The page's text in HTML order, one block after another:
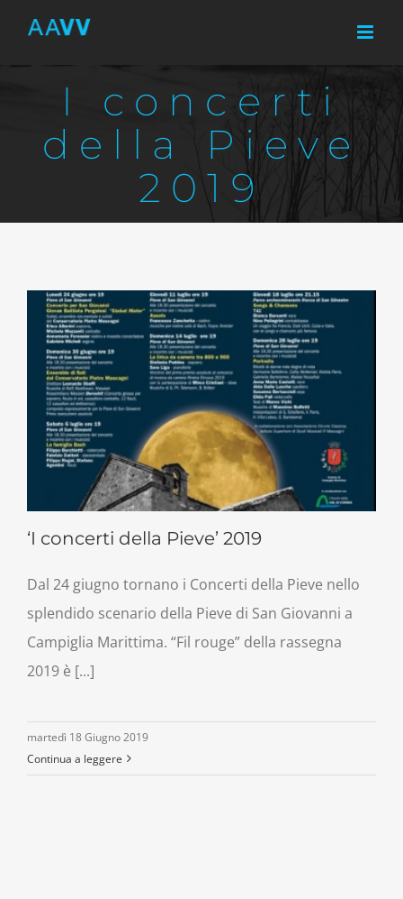
I concerti
della Pieve
2019
‘I concerti della Pieve’ 2019
Dal 24 giugno tornano i Concerti della Pieve nello
splendido scenario della Pieve di San Giovanni a
Campiglia Marittima. “Fil rouge” della rassegna
2019 è [...]
martedì 18 Giugno 2019
Continua a leggere